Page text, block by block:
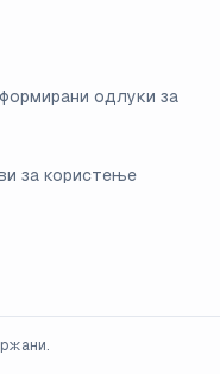
одлуки за
за користење